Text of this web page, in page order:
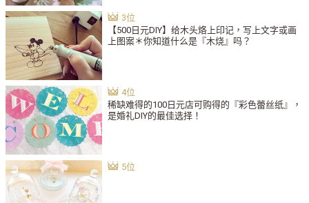
【500日元DIY】给木头烙上印记，写上文字或画
上图案＊你知道什么是『木烧』吗？
稀缺难得的100日元店可购得的『彩色蕾丝纸』，
是婚礼DIY的最佳选择！